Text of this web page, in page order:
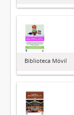
Biblioteca Móvil